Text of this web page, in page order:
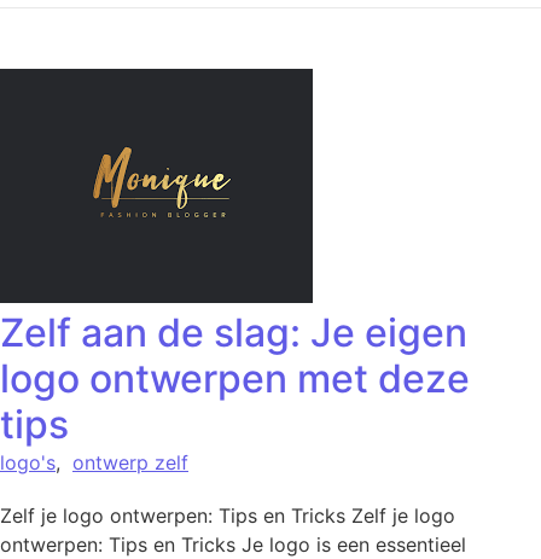
Zelf aan de slag: Je eigen
logo ontwerpen met deze
tips
logo's, ontwerp zelf
Zelf je logo ontwerpen: Tips en Tricks Zelf je logo
ontwerpen: Tips en Tricks Je logo is een essentieel